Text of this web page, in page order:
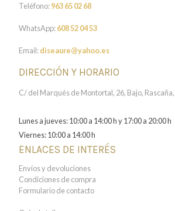
Teléfono:963 65 02 68
WhatsApp:608 52 04 53
Email:diseaure@yahoo.es
DIRECCIÓN Y HORARIO
C/ del Marqués de Montortal, 26, Bajo,
Lunes a jueves: 10:00 a 14:00 h y 17:00 a 20:00 h
Viernes: 10:00 a 14:00 h
ENLACES DE INTERÉS
Envíos y devoluciones
Condiciones de compra
Formulario de contacto